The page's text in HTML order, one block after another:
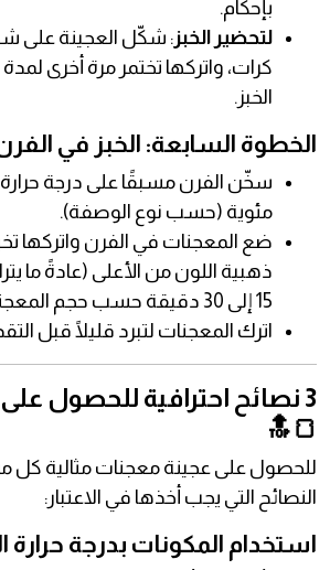
بإحكام.
لتحضير الخبز : شكّل العجينة على
الخبز.
الخطوة السابعة: الخبز في
مئوية (حسب نوع الوصفة).
ضع المعجنات في الفرن واتركها
ذهبية اللون من الأعلى (عادةً ما
15 إلى 30 دقيقة حسب حجم المعجنات).
اترك المعجنات لتبرد قليلًا قبل
3 نصائح احترافية للحصول
🍞🔝
للحصول على عجينة معجنات مثالية كل
النصائح التي يجب أخذها في الاعتبار:
استخدام المكونات بدرجة حرارة